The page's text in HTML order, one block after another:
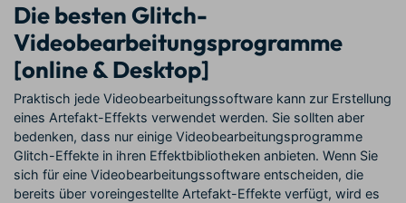
Die besten Glitch-
Videobearbeitungsprogramme
[online & Desktop]
Praktisch jede Videobearbeitungssoftware kann zur Erstellung
eines Artefakt-Effekts verwendet werden. Sie sollten aber
bedenken, dass nur einige Videobearbeitungsprogramme
Glitch-Effekte in ihren Effektbibliotheken anbieten. Wenn Sie
sich für eine Videobearbeitungssoftware entscheiden, die
bereits über voreingestellte Artefakt-Effekte verfügt, wird es